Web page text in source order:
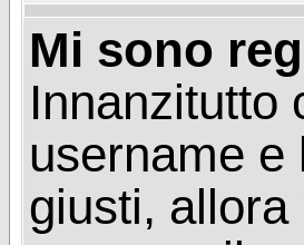
Mi sono
Innanzitutto
username e
giusti,